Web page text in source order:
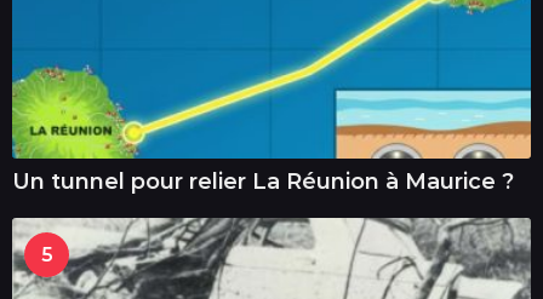
Un tunnel pour relier La Réunion à Maurice ?
5